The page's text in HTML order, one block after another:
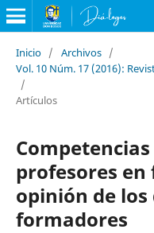
Inicio / Archivos /
Vol. 10 Núm. 17 (2016):
/
Artículos
profesores
opinión de los
formadores